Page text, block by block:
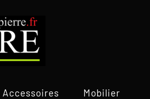
Accessoires
Mobilier